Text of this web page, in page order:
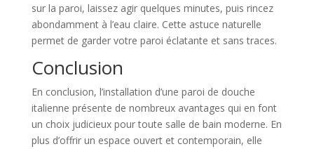
sur la paroi, laissez agir quelques minutes, puis rincez
abondamment à l’eau claire. Cette astuce naturelle
permet de garder votre paroi éclatante et sans traces.
Conclusion
En conclusion, l’installation d’une paroi de douche
italienne présente de nombreux avantages qui en font
un choix judicieux pour toute salle de bain moderne. En
plus d’offrir un espace ouvert et contemporain, elle